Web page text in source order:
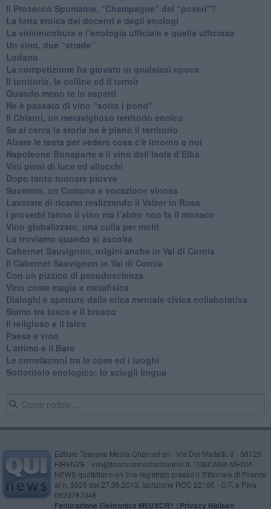
​Il Prosecco Spumante, “Champagne” dei “poveri”?
​La lotta eroica dei docenti e degli enologi
​La vitivinicoltura e l’enologia ufficiale e quella ufficiosa
​Un vino, due “strade”
Lodano
​La competizione ha giovato in qualsiasi epoca
Il territorio, le colline ed il terroir
Quando meno te lo aspetti
​Ne è passato di vino “sotto i ponti"
​Il Chianti, un meraviglioso territorio enoico
​Se si cerca la storia ne è pieno il territorio
Alzare le testa per vedere cosa c'è intorno a noi
​Napoleone Bonaparte e il vino dell’Isola d’Elba
Vini pieni di luce ed allocchi
Dopo tanto tuonare piovve
Suvereto, un Comune a vocazione vinosa
Lavorare di ricamo realizzando il Valzer in Rosa
​I proverbi fanno il vino ma l’abito non fa il monaco
Vino globalizzato, una culla per molti
Lo troviamo quando si ascolta
Cabernet Sauvignon, origini anche in Val di Cornia
Il Cabernet Sauvignon in Val di Cornia
Con un pizzico di pseudoscienza
​Vino come magia e metafisica
Dialoghi e aperture dalla etica mentale civica collaborativa
Siamo tra lusco e il brusco
Il religioso e il laico
​Paese e vino
L’attimo e il Baro
Le correlazioni tra le cose ed i luoghi
​Sottotitolo enologico: lo sciogli lingua
Editore Toscana Media Channel srl - Via Dei Martelli, 8 - 50129
FIRENZE - info@toscanamediachannel.it. TOSCANA MEDIA
NEWS quotidiano on line registrato presso il Tribunale di Firenze
al n. 5935 del 27.09.2013. Iscrizione ROC 22105 - C.F. e P.Iva
0620787048
Fatturazione Elettronica M5UXCR1 | Privacy Nielsen